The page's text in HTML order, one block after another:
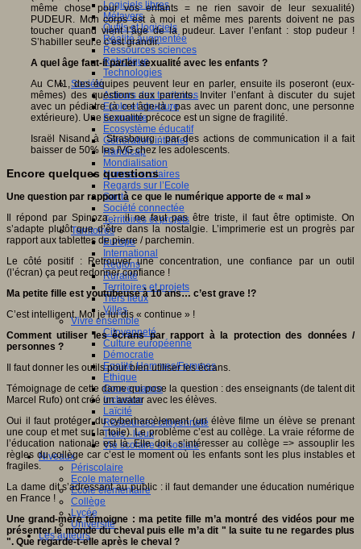
Logiciels libres
Métavers
Outils et logiciels
Réalité augmentée
Ressources sciences
Robotique
Technologies
Société
Acteurs des territoires
Ecole et structure
Economie
Ecosystème éducatif
Génération internet
Handicap
Mondialisation
Normes scolaires
Regards sur l’Ecole
Santé
Société connectée
Territoires et projets
Territoires
Europe
International
Régions
Ruralité
Territoires et projets
Tiers lieux
Villes
Vivre ensemble
Citoyenneté
Culture européenne
Démocratie
Egalité Hommes/Femmes
Ethique
Gouvernance
Inclusion
Laïcité
Ressources citoyenneté
Tiers - lieux
Vie scolaire et sociale
Niveaux
Périscolaire
Ecole maternelle
Ecole élémentaire
Collège
Lycée
Université
Les auteurs
même chose pour vos enfants = ne rien savoir de leur sexualité)
PUDEUR. Mon corps est à moi et même mes parents doivent ne pas
toucher quand vient l’âge de la pudeur. Laver l’enfant : stop pudeur !
S’habiller seul.e c’est grandir.
A quel âge faut-il parler sexualité avec les enfants ?
Au CM1, des équipes peuvent leur en parler, ensuite ils poseront (eux-
mêmes) des questions aux parents. Inviter l’enfant à discuter du sujet
avec un pédiatre (à cet âge-là ; pas avec un parent donc, une personne
extérieure). Une sexualité précoce est un signe de fragilité.
Israël Nisand à Strasbourg : par des actions de communication il a fait
baisser de 50% les IVG chez les adolescents.
Encore quelques questions
Une question par rapport à ce que le numérique apporte de « mal »
Il répond par Spinoza : il ne faut pas être triste, il faut être optimiste. On
s’adapte plutôt que d’être dans la nostalgie. L’imprimerie est un progrès par
rapport aux tablettes de pierre / parchemin.
Le côté positif : Retrouver une concentration, une confiance par un outil
(l’écran) ça peut redonner confiance !
Ma petite fille est youtubeuse à 10 ans… c’est grave !?
C’est intelligent. Moi je lui dis « continue » !
Comment utiliser les écrans par rapport à la protection des données /
personnes ?
Il faut donner les outils pour bien utiliser les écrans.
Témoignage de cette dame qui pose la question : des enseignants (de talent dit
Marcel Rufo) ont créé un avatar avec les élèves.
Oui il faut protéger du cyberharcèlement (un élève filme un élève se prenant
une coup et met sur la toile). Le problème c’est au collège. La vraie réforme de
l’éducation nationale est là. Elle doit s’intéresser au collège => assouplir les
règles du collège car c’est le moment où les enfants sont les plus instables et
fragiles.
La dame dit s’adressant au public : il faut demander une éducation numérique
en France !
Une grand-mère témoigne : ma petite fille m’a montré des vidéos pour me
présenter le monde du cheval puis elle m’a dit " la suite tu ne regardes plus
". Que regarde-t-elle après le cheval ?